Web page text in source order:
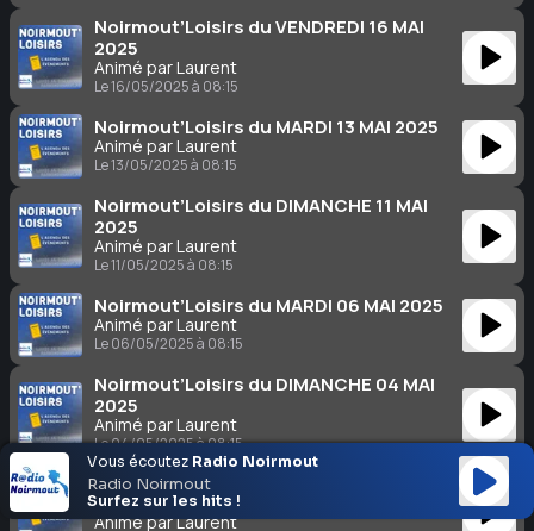
Noirmout’Loisirs du VENDREDI 16 MAI
2025
Animé par Laurent
Le 16/05/2025 à 08:15
Noirmout’Loisirs du MARDI 13 MAI 2025
Animé par Laurent
Le 13/05/2025 à 08:15
Noirmout’Loisirs du DIMANCHE 11 MAI
2025
Animé par Laurent
Le 11/05/2025 à 08:15
Noirmout’Loisirs du MARDI 06 MAI 2025
Animé par Laurent
Le 06/05/2025 à 08:15
Noirmout’Loisirs du DIMANCHE 04 MAI
2025
Animé par Laurent
Le 04/05/2025 à 08:15
Noirmout’Loisirs du VENDREDI 02 MAI
2025
Animé par Laurent
Vous écoutez Radio Noirmout
Radio Noirmout
Surfez sur les hits !